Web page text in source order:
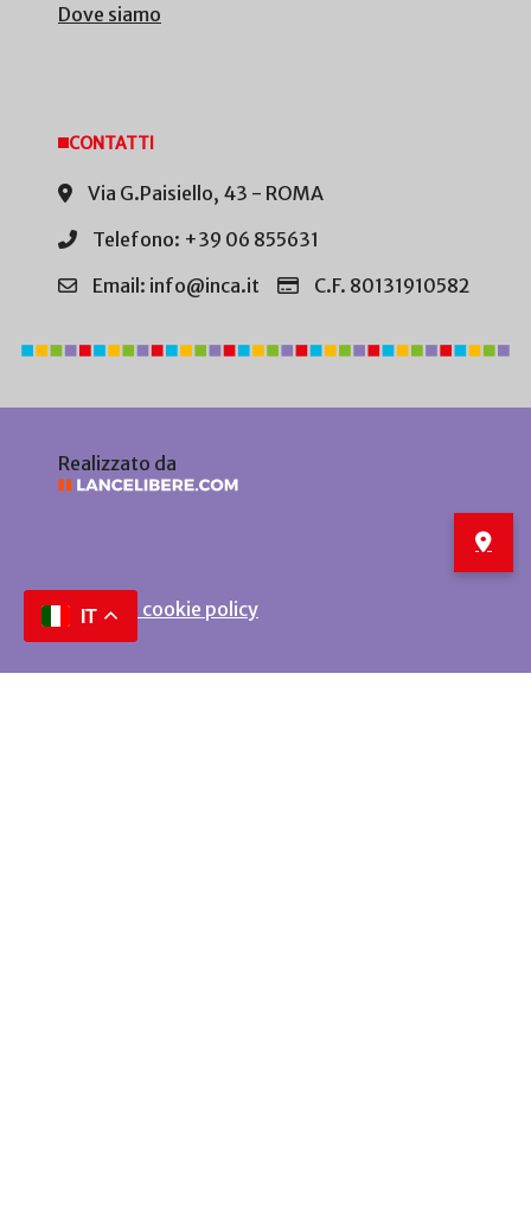
Dove siamo
CONTATTI
Via G.Paisiello, 43 - ROMA
Telefono: +39 06 855631
Email: info@inca.it
C.F. 80131910582
Realizzato da
Privacy e cookie policy
IT